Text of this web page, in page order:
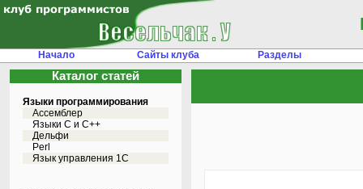
Начало Сайты клуба Разделы
Каталог статей
Языки программирования
Ассемблер
Языки С и C++
Дельфи
Perl
Язык управления 1С